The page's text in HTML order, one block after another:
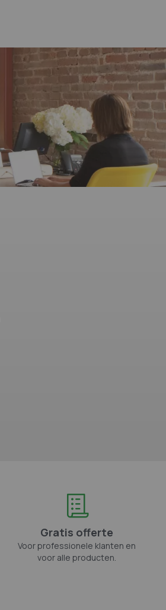
Gratis offerte
Voor professionele klanten en
voor alle producten.